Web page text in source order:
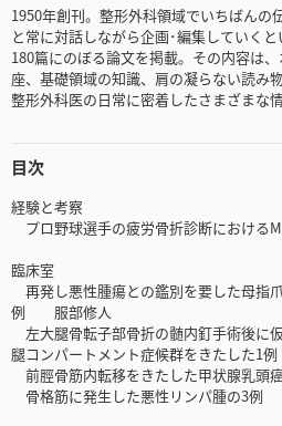
1950年創刊。整形外科領域でいちばんの
と常に対話しながら企画･編集していく
180篇にのぼる論文を掲載。その内容は
座、基礎領域の知識、肩の凝らない読み
整形外科医の日常に密着したさまざまな
目次
経験と考察
プロ野球選手の疲労骨折診断におけ
臨床室
再発し悪性腫瘍との鑑別を要した母指
例 服部修人
左大腿骨転子部骨折の髄内釘手術後に
腿コンパートメント症候群をきたした
前脛骨筋内転移をきたした甲状腺乳
骨格筋に発生した悪性リンパ腫の3